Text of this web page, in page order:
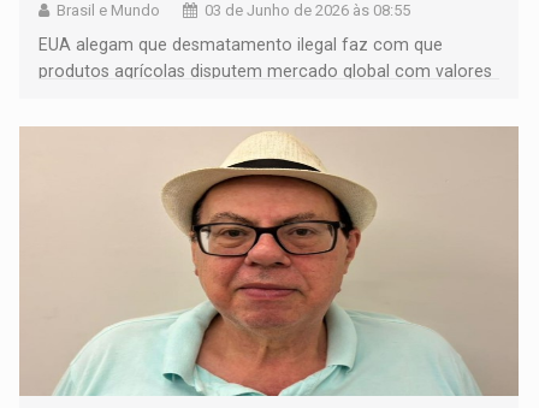
Brasil e Mundo 03 de Junho de 2026 às 08:55
EUA alegam que desmatamento ilegal faz com que
produtos agrícolas disputem mercado global com valores